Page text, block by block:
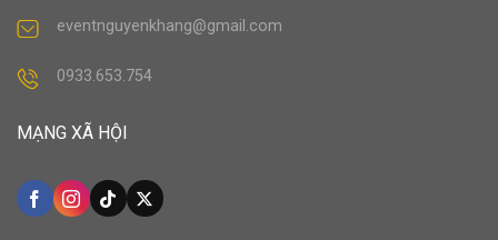
eventnguyenkhang@gmail.com
0933.653.754
MẠNG XÃ HỘI